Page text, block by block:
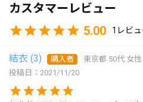
カスタマーレビュー
5.00
1
結衣 3 購入者 東京都 50代 女性
投稿日
2021/11/20